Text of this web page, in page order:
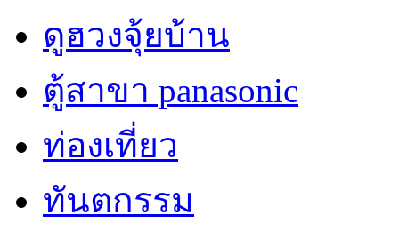
ดูฮวงจุ้ยบ้าน
ตู้สาขา panasonic
ท่องเที่ยว
ทันตกรรม